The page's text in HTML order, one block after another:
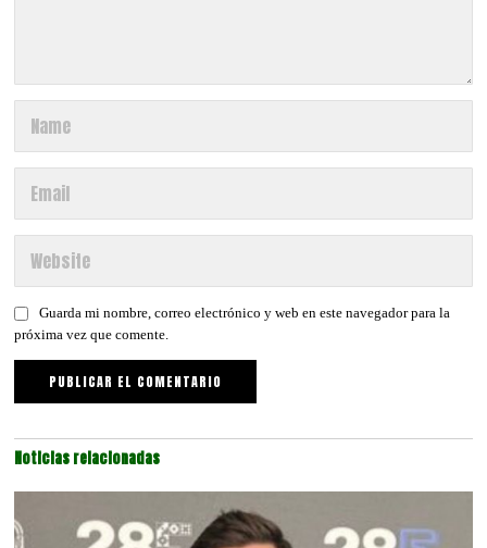
Guarda mi nombre, correo electrónico y web en este navegador para la
próxima vez que comente.
Noticias relacionadas